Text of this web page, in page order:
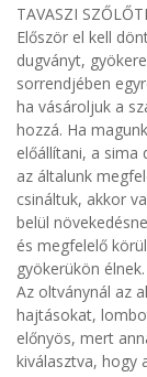
TAVASZI
Először el kell
dugványt,
sorrendjében
ha vásároljuk a
hozzá. Ha
előállítani, a sima
az általunk
csináltuk, akkor
belül
és megfelelő
gyökerükön élnek.
Az oltványnál az
hajtásokat,
előnyös, mert
kiválasztva, hogy